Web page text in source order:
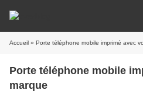
Accueil » Porte téléphone mobile imprimé avec
Porte téléphone mobile
marque